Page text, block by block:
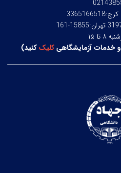
تا ۱۵
خدمات آزمایشگاهیکلیککنید)